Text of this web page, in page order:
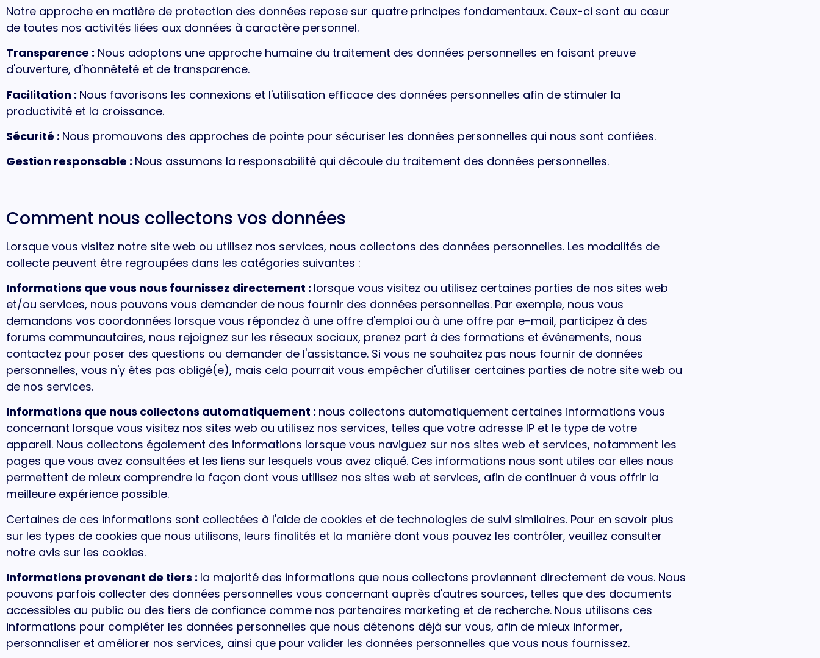
Notre approche en matière de protection des données repose sur quatre principes fondamentaux. Ceux-ci sont au cœur
de toutes nos activités liées aux données à caractère personnel.
Transparence : Nous adoptons une approche humaine du traitement des données personnelles en faisant preuve
d'ouverture, d'honnêteté et de transparence.
Facilitation : Nous favorisons les connexions et l'utilisation efficace des données personnelles afin de stimuler la
productivité et la croissance.
Sécurité : Nous promouvons des approches de pointe pour sécuriser les données personnelles qui nous sont confiées.
Gestion responsable : Nous assumons la responsabilité qui découle du traitement des données personnelles.
Comment nous collectons vos données
Lorsque vous visitez notre site web ou utilisez nos services, nous collectons des données personnelles. Les modalités de
collecte peuvent être regroupées dans les catégories suivantes :
Informations que vous nous fournissez directement : lorsque vous visitez ou utilisez certaines parties de nos sites web
et/ou services, nous pouvons vous demander de nous fournir des données personnelles. Par exemple, nous vous
demandons vos coordonnées lorsque vous répondez à une offre d'emploi ou à une offre par e-mail, participez à des
forums communautaires, nous rejoignez sur les réseaux sociaux, prenez part à des formations et événements, nous
contactez pour poser des questions ou demander de l'assistance. Si vous ne souhaitez pas nous fournir de données
personnelles, vous n'y êtes pas obligé(e), mais cela pourrait vous empêcher d'utiliser certaines parties de notre site web ou
de nos services.
Informations que nous collectons automatiquement : nous collectons automatiquement certaines informations vous
concernant lorsque vous visitez nos sites web ou utilisez nos services, telles que votre adresse IP et le type de votre
appareil. Nous collectons également des informations lorsque vous naviguez sur nos sites web et services, notamment les
pages que vous avez consultées et les liens sur lesquels vous avez cliqué. Ces informations nous sont utiles car elles nous
permettent de mieux comprendre la façon dont vous utilisez nos sites web et services, afin de continuer à vous offrir la
meilleure expérience possible.
Certaines de ces informations sont collectées à l'aide de cookies et de technologies de suivi similaires. Pour en savoir plus
sur les types de cookies que nous utilisons, leurs finalités et la manière dont vous pouvez les contrôler, veuillez consulter
notre avis sur les cookies.
Informations provenant de tiers : la majorité des informations que nous collectons proviennent directement de vous. Nous
pouvons parfois collecter des données personnelles vous concernant auprès d'autres sources, telles que des documents
accessibles au public ou des tiers de confiance comme nos partenaires marketing et de recherche. Nous utilisons ces
informations pour compléter les données personnelles que nous détenons déjà sur vous, afin de mieux informer,
personnaliser et améliorer nos services, ainsi que pour valider les données personnelles que vous nous fournissez.